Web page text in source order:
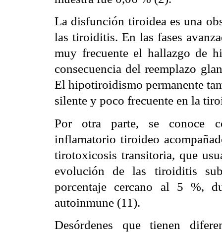
La disfunción tiroidea es una
las tiroiditis. En las fases
muy frecuente el hallazgo de
consecuencia del reemplazo
El hipotiroidismo permanente
silente y poco frecuente en la
Por otra parte, se conoce
inflamatorio tiroideo
tirotoxicosis transitoria, que
evolución de las tiroiditis
porcentaje cercano al 5 %,
autoinmune (11).
Desórdenes que tienen